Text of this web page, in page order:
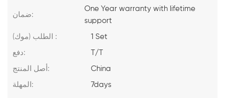
ضمان:
One Year warranty with lifetime
support
الطلب (موك) : 1 Set
دفع: T/T
أصل المنتج: China
المهلة: 7days